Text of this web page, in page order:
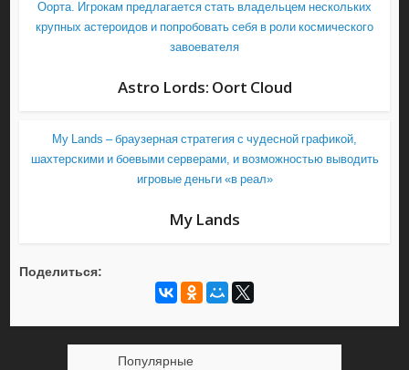
Оорта. Игрокам предлагается стать владельцем нескольких
крупных астероидов и попробовать себя в роли космического
завоевателя
Astro Lords: Oort Cloud
My Lands – браузерная стратегия с чудесной графикой,
шахтерскими и боевыми серверами, и возможностью выводить
игровые деньги «в реал»
My Lands
Поделиться:
Популярные